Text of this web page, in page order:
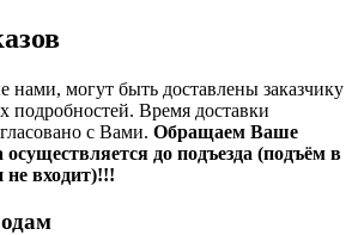
нами, могут быть доставлены заказчику
подробностей. Время доставки
с Вами. Обращаем Ваше
до подъезда (подъём в
не входит)!!!